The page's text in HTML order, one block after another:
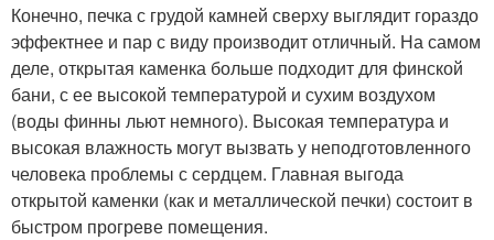
Конечно, печка с грудой камней сверху выглядит гораздо
эффектнее и пар с виду производит отличный. На самом
деле, открытая каменка больше подходит для финской
бани, с ее высокой температурой и сухим воздухом
(воды финны льют немного). Высокая температура и
высокая влажность могут вызвать у неподготовленного
человека проблемы с сердцем. Главная выгода
открытой каменки (как и металлической печки) состоит в
быстром прогреве помещения.